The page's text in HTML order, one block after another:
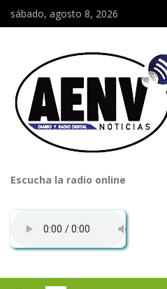
sábado, agosto 8, 2026
Escucha la radio online